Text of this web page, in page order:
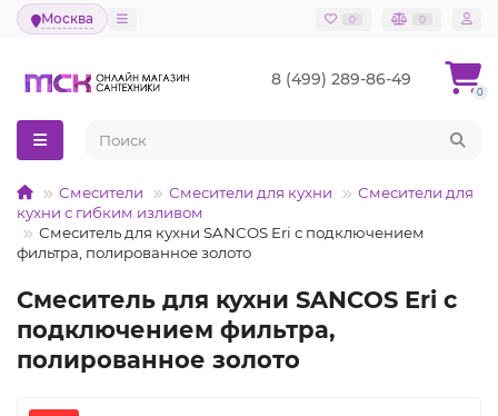
Москва 0 0
8 (499) 289-86-49
0
Смесители Смесители для кухни
Смесители для
кухни с гибким изливом
Смеситель для кухни SANCOS Eri с подключением
фильтра, полированное золото
Смеситель для кухни SANCOS Eri с
подключением фильтра,
полированное золото